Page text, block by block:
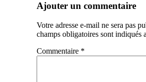
Ajouter un commentaire
Votre adresse e-mail ne sera pas
champs obligatoires sont indiqués
Commentaire *